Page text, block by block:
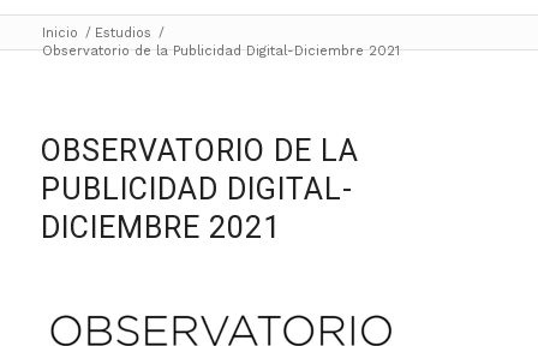
Inicio / Estudios /
Observatorio de la Publicidad Digital-Diciembre 2021
OBSERVATORIO DE LA
PUBLICIDAD DIGITAL-
DICIEMBRE 2021